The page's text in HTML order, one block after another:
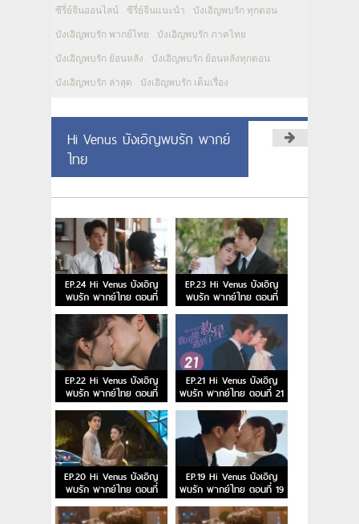
ซีรี่ย์จีนออนไลน์ ซีรี่ย์จีนแนะนำ บังเอิญพบรัก ทุกตอน
บังเอิญพบรัก พากย์ไทย บังเอิญพบรัก ภาคไทย
บังเอิญพบรัก ย้อนหลัง บังเอิญพบรัก ย้อนหลังทุกตอน
บังเอิญพบรัก ล่าสุด บังเอิญพบรัก เต็มเรื่อง
Hi Venus บังเอิญพบรัก พากย์
ไทย
EP.24 Hi Venus บังเอิญ
พบรัก พากย์ไทย ตอนที่
24
EP.23 Hi Venus บังเอิญ
พบรัก พากย์ไทย ตอนที่
23
EP.22 Hi Venus บังเอิญ
พบรัก พากย์ไทย ตอนที่
22
EP.21 Hi Venus บังเอิญ
พบรัก พากย์ไทย ตอนที่ 21
EP.20 Hi Venus บังเอิญ
พบรัก พากย์ไทย ตอนที่
20
EP.19 Hi Venus บังเอิญ
พบรัก พากย์ไทย ตอนที่ 19